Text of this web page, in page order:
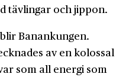
tävlingar och jippon.
Banankungen.
av en kolossal
som all energi som